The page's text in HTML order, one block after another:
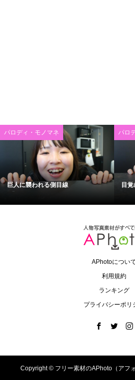
パロディ・モノマネ
巨人に襲われる側目線
パロ
目覚
APhotoについ
利用規約
ランキング
プライバシーポリ
Copyright © フリー素材のAPhoto（アフ